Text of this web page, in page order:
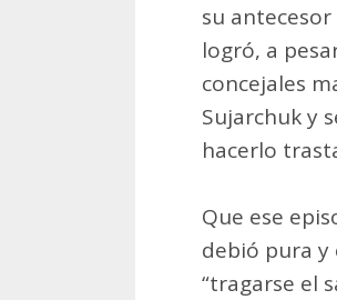
su
logró, a
concejales
Sujarchuk y
hacerlo
Que ese
debió pura y
“tragarse el